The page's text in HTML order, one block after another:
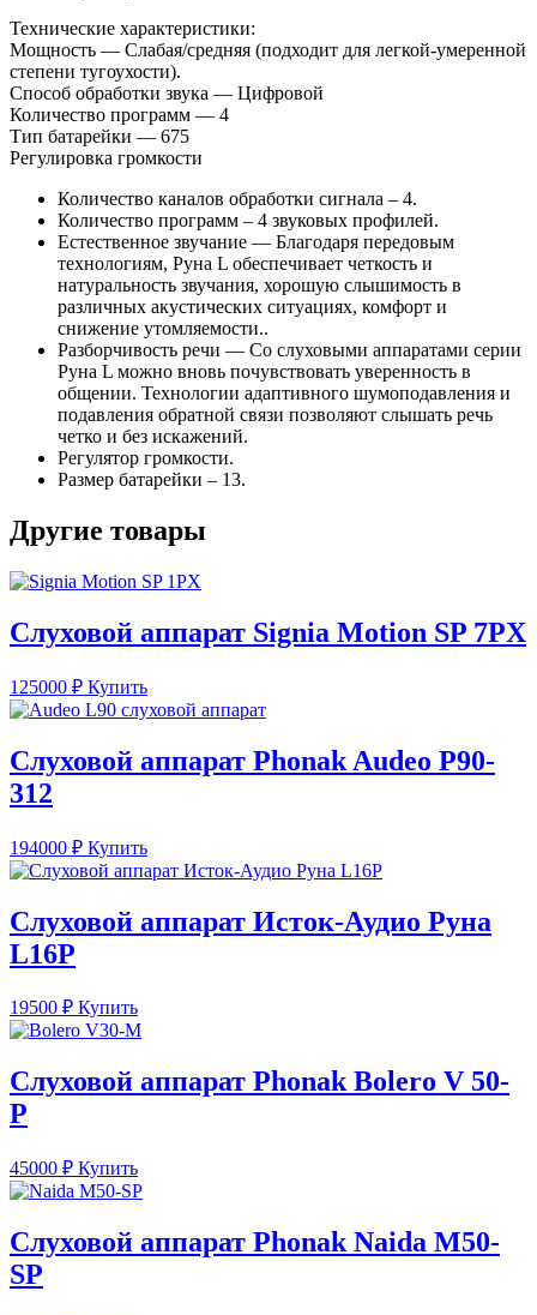
Технические характеристики:
Мощность — Слабая/средняя (подходит для легкой-умеренной
степени тугоухости).
Способ обработки звука — Цифровой
Количество программ — 4
Тип батарейки — 675
Регулировка громкости
Количество каналов обработки сигнала – 4.
Количество программ – 4 звуковых профилей.
Естественное звучание — Благодаря передовым
технологиям, Руна L обеспечивает четкость и
натуральность звучания, хорошую слышимость в
различных акустических ситуациях, комфорт и
снижение утомляемости..
Разборчивость речи — Со слуховыми аппаратами серии
Руна L можно вновь почувствовать уверенность в
общении. Технологии адаптивного шумоподавления и
подавления обратной связи позволяют слышать речь
четко и без искажений.
Регулятор громкости.
Размер батарейки – 13.
Другие товары
Слуховой аппарат Signia Motion SP 7PX
125000 ₽ Купить
Слуховой аппарат Phonak Audeo P90-
312
194000 ₽ Купить
Слуховой аппарат Исток-Аудио Руна
L16P
19500 ₽ Купить
Слуховой аппарат Phonak Bolero V 50-
P
45000 ₽ Купить
Слуховой аппарат Phonak Naida M50-
SP